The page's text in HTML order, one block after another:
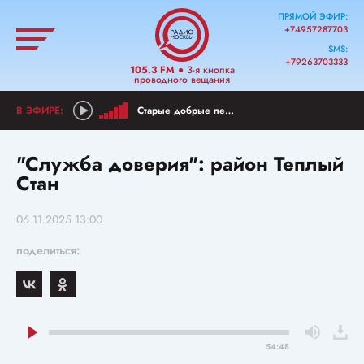
105.3 FM● 3-я кнопка
проводного вещания
ПРЯМОЙ ЭФИР:
+74957287703
SMS:
+79263703333
Старые добрые песни
"Служба доверия": район Теплый
Стан
06.11.2025 13:00
поделиться:
54:48